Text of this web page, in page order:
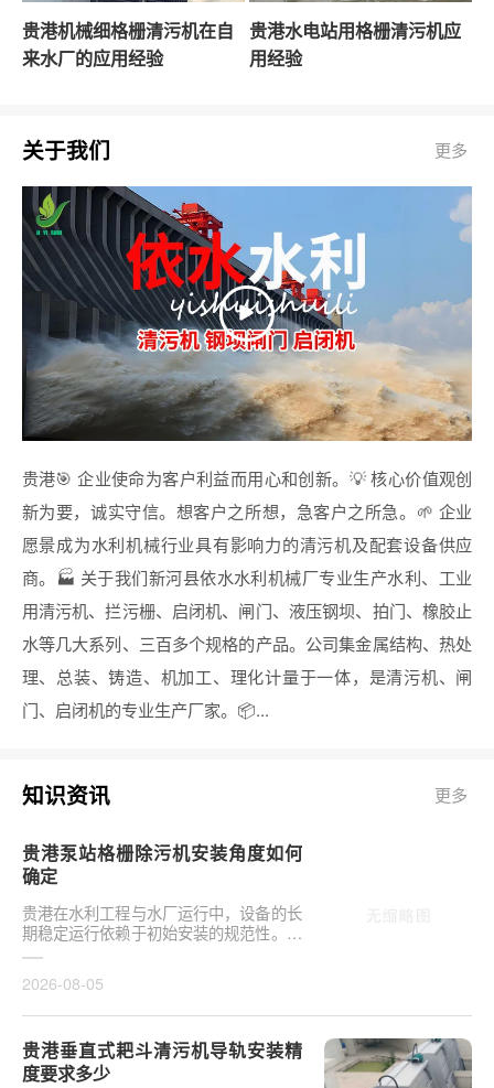
贵港机械细格栅清污机在自
来水厂的应用经验
贵港水电站用格栅清污机应
用经验
关于我们 更多
贵港🎯 企业使命为客户利益而用心和创新。💡 核心价值观创
新为要，诚实守信。想客户之所想，急客户之所急。🌱 企业
愿景成为水利机械行业具有影响力的清污机及配套设备供应
商。🏭 关于我们新河县依水水利机械厂专业生产水利、工业
用清污机、拦污栅、启闭机、闸门、液压钢坝、拍门、橡胶止
水等几大系列、三百多个规格的产品。公司集金属结构、热处
理、总装、铸造、机加工、理化计量于一体，是清污机、闸
门、启闭机的专业生产厂家。📦...
知识资讯 更多
贵港泵站格栅除污机安装角度如何
确定
贵港在水利工程与水厂运行中，设备的长
期稳定运行依赖于初始安装的规范性。对
于泵站核心拦污设备而言，其倾斜度直接
2026-08-05
贵港垂直式耙斗清污机导轨安装精
度要求多少